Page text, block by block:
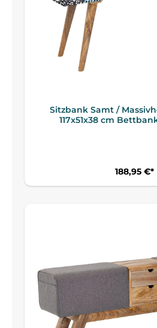
Sitzbank Samt /
117x51x38 cm
188,95 €*